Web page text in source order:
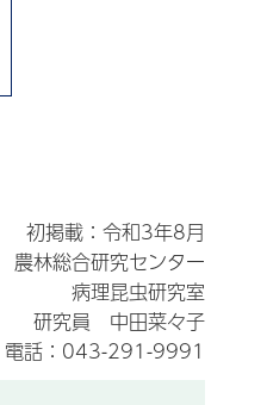
初掲載：令和3年8月
農林総合研究センター
病理昆虫研究室
研究員 中田菜々子
電話：043-291-9991